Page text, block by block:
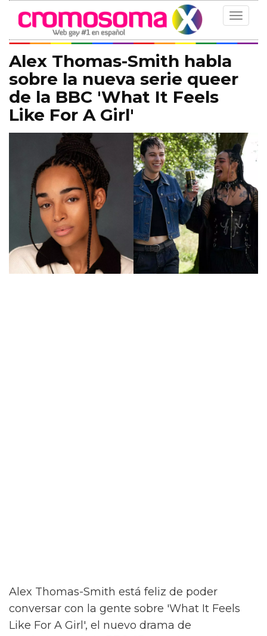
Toggle
Alex Thomas-Smith habla
sobre la nueva serie queer
de la BBC 'What It Feels
Like For A Girl'
Alex Thomas-Smith está feliz de poder
conversar con la gente sobre 'What It Feels
Like For A Girl', el nuevo drama de